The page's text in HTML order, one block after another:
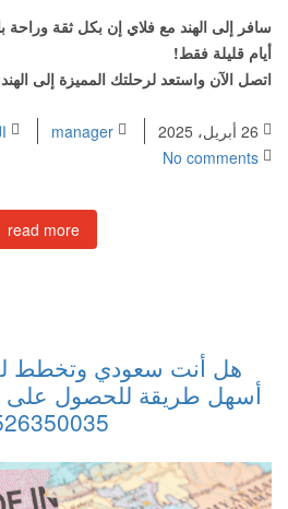
سافر إلى الهند مع فلاي إن بكل ثقة وراحة
أيام قليلة فقط!
اتصل الآن واستعد لرحلتك المميزة إلى
manager
No comments
read more
هل أنت سعودي وتخطط